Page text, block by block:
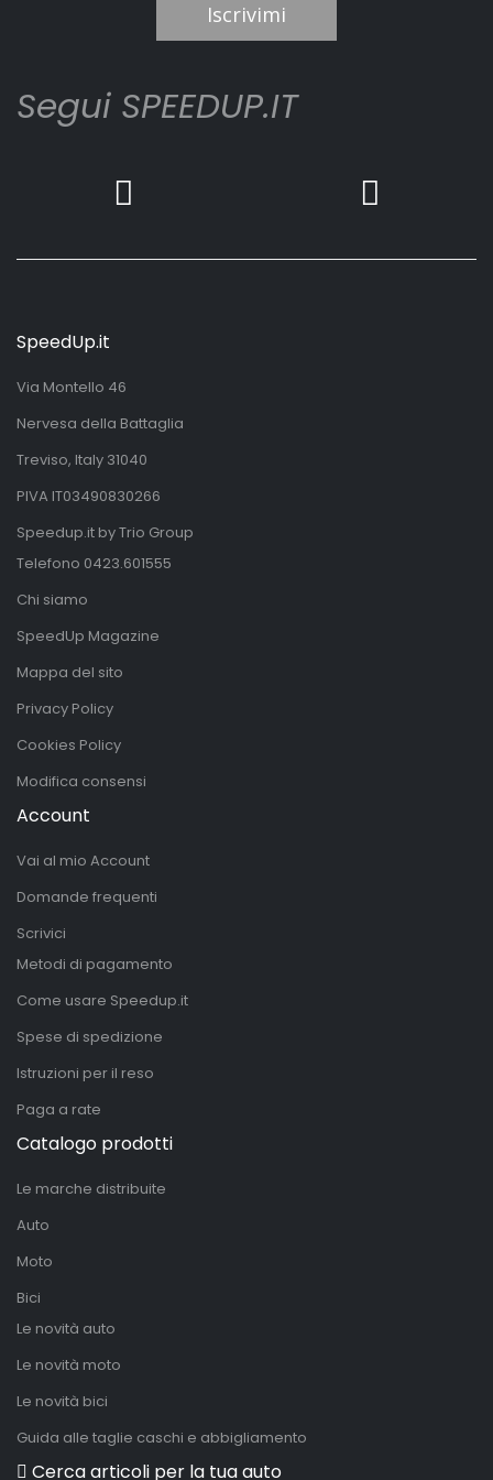
Iscrivimi
Segui SPEEDUP.IT
SpeedUp.it
Via Montello 46
Nervesa della Battaglia
Treviso, Italy 31040
PIVA IT03490830266
Speedup.it by Trio Group
Telefono 0423.601555
Chi siamo
SpeedUp Magazine
Mappa del sito
Privacy Policy
Cookies Policy
Modifica consensi
Account
Vai al mio Account
Domande frequenti
Scrivici
Metodi di pagamento
Come usare Speedup.it
Spese di spedizione
Istruzioni per il reso
Paga a rate
Catalogo prodotti
Le marche distribuite
Auto
Moto
Bici
Le novità auto
Le novità moto
Le novità bici
Guida alle taglie caschi e abbigliamento
Cerca articoli per la tua auto